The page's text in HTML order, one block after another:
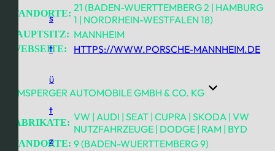
s
t
ü
t
z
STANDORTE: 21 (BADEN-WUERTTEMBERG 2 | HAMBURG
1 | NORDRHEIN-WESTFALEN 18)
HAUPTSITZ: MANNHEIM
WEBSEITE: HTTPS://WWW.PORSCHE-MANNHEIM.DE
RAMSPERGER AUTOMOBILE GMBH & CO. KG
FABRIKATE: VW | AUDI | SEAT | CUPRA | SKODA | VW
NUTZFAHRZEUGE | DODGE | RAM | BYD
STANDORTE: 9 (BADEN-WUERTTEMBERG 9)